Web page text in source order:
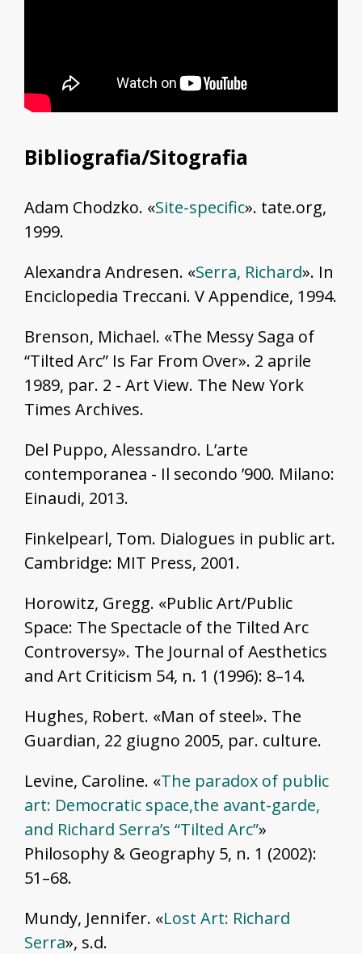
Bibliografia/Sitografia
Adam Chodzko. «Site-specific». tate.org,
1999.
Alexandra Andresen. «Serra, Richard». In
Enciclopedia Treccani. V Appendice, 1994.
Brenson, Michael. «The Messy Saga of
“Tilted Arc” Is Far From Over». 2 aprile
1989, par. 2 - Art View. The New York
Times Archives.
Del Puppo, Alessandro. L’arte
contemporanea - Il secondo ’900. Milano:
Einaudi, 2013.
Finkelpearl, Tom. Dialogues in public art.
Cambridge: MIT Press, 2001.
Horowitz, Gregg. «Public Art/Public
Space: The Spectacle of the Tilted Arc
Controversy». The Journal of Aesthetics
and Art Criticism 54, n. 1 (1996): 8–14.
Hughes, Robert. «Man of steel». The
Guardian, 22 giugno 2005, par. culture.
Levine, Caroline. «The paradox of public
art: Democratic space,the avant-garde,
and Richard Serra’s “Tilted Arc”»
Philosophy & Geography 5, n. 1 (2002):
51–68.
Mundy, Jennifer. «Lost Art: Richard
Serra», s.d.